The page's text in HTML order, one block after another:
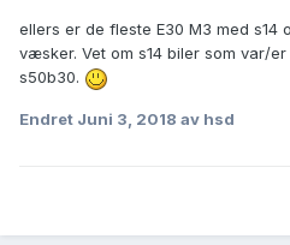
ellers er de fleste E30 M3 med s14
væsker. Vet om s14 biler som var/
s50b30.
Endret Juni 3, 2018 av hsd